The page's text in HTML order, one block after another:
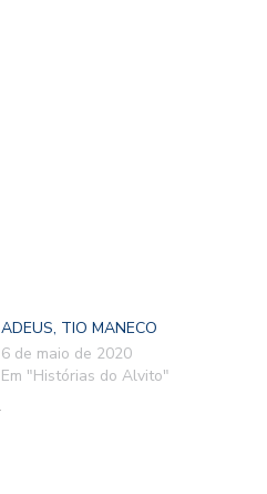
ADEUS, TIO MANECO
6 de maio de 2020
Em "Histórias do Alvito"